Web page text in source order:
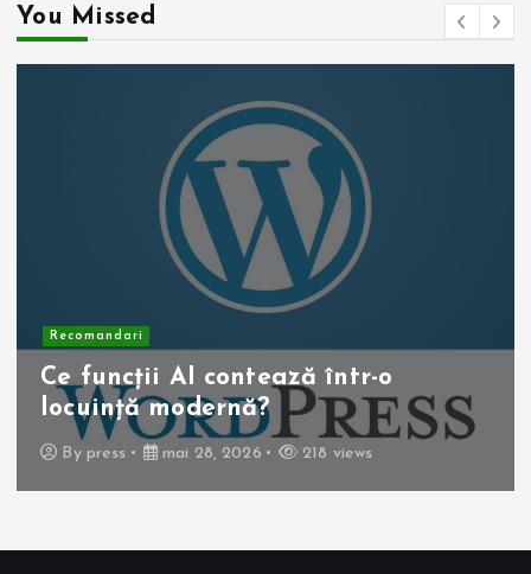
You Missed
Recomandari
Operația de colecist laparoscopică:
beneficii pentru pacient
By press mai 10, 2026 257 views